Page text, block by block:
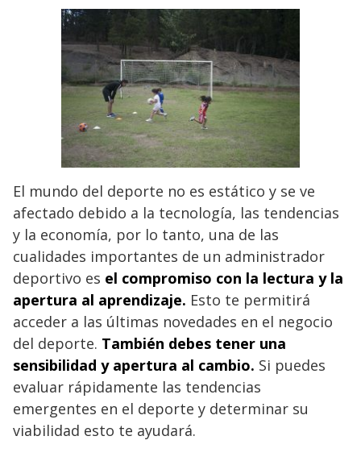
El mundo del deporte no es estático y se ve
afectado debido a la tecnología, las tendencias
y la economía, por lo tanto, una de las
cualidades importantes de un administrador
deportivo es el compromiso con la lectura y la
apertura al aprendizaje. Esto te permitirá
acceder a las últimas novedades en el negocio
del deporte. También debes tener una
sensibilidad y apertura al cambio. Si puedes
evaluar rápidamente las tendencias
emergentes en el deporte y determinar su
viabilidad esto te ayudará.